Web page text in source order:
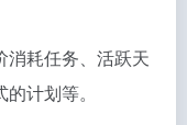
消耗任务、活跃天
计划等。